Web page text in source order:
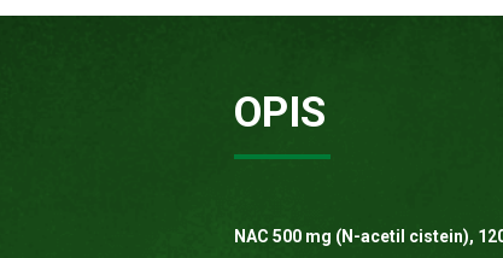
OPIS
NAC 500 mg (N-acetil cistein),